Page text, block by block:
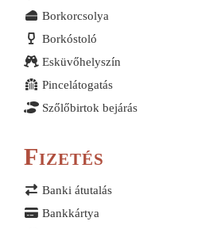
Borkorcsolya
Borkóstoló
Esküvőhelyszín
Pincelátogatás
Szőlőbirtok bejárás
Fizetés
Banki átutalás
Bankkártya